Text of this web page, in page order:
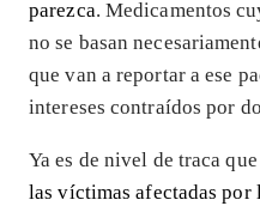
parezca. Medicamentos
no se basan
que van a reportar a ese
intereses contraídos por
Ya es de nivel de traca
las víctimas afectadas por